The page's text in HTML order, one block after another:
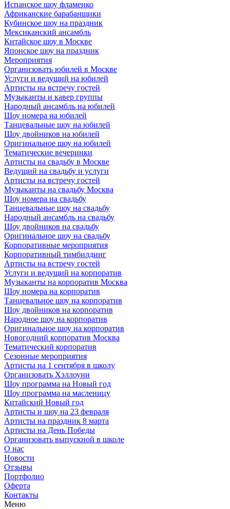
Испанское шоу фламенко
Африканские барабанщики
Кубинское шоу на праздник
Мексиканский ансамбль
Китайское шоу в Москве
Японское шоу на праздник
Мероприятия
Организовать юбилей в Москве
Услуги и ведущий на юбилей
Артисты на встречу гостей
Музыканты и кавер группы
Народный ансамбль на юбилей
Шоу номера на юбилей
Танцевальные шоу на юбилей
Шоу двойников на юбилей
Оригинальное шоу на юбилей
Тематические вечеринки
Артисты на свадьбу в Москве
Ведущий на свадьбу и услуги
Артисты на встречу гостей
Музыканты на свадьбу Москва
Шоу номера на свадьбу
Танцевальные шоу на свадьбу
Народный ансамбль на свадьбу
Шоу двойников на свадьбу
Оригинальное шоу на свадьбу
Корпоративные мероприятия
Корпоративный тимбилдинг
Артисты на встречу гостей
Услуги и ведущий на корпоратив
Музыканты на корпоратив Москва
Шоу номера на корпоратив
Танцевальное шоу на корпоратив
Шоу двойников на корпоратив
Народное шоу на корпоратив
Оригинальное шоу на корпоратив
Новогодний корпоратив Москва
Тематический корпоратив
Сезонные мероприятия
Артисты на 1 сентября в школу
Организовать Хэллоуин
Шоу программа на Новый год
Шоу программа на масленицу
Китайский Новый год
Артисты и шоу на 23 февраля
Артисты на праздник 8 марта
Артисты на День Победы
Организовать выпускной в школе
О нас
Новости
Отзывы
Портфолио
Оферта
Контакты
Меню